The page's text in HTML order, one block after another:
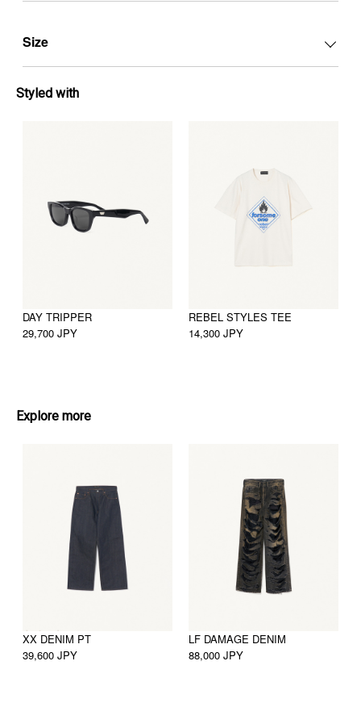
Size
Styled with
DAY TRIPPER
29,700 JPY
REBEL STYLES TEE
14,300 JPY
Explore more
XX DENIM PT
39,600 JPY
LF DAMAGE DENIM
88,000 JPY